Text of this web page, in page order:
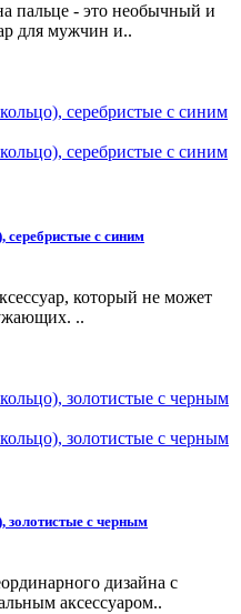
пальце - это необычный и
для мужчин и..
с синим
который не может
..
золотистые с черным
дизайна с
аксессуаром..